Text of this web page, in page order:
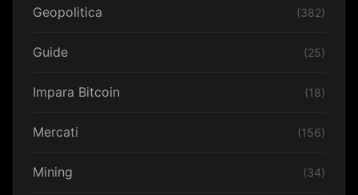
Geopolitica (382)
Guide (25)
Impara Bitcoin (18)
Mercati (156)
Mining (34)